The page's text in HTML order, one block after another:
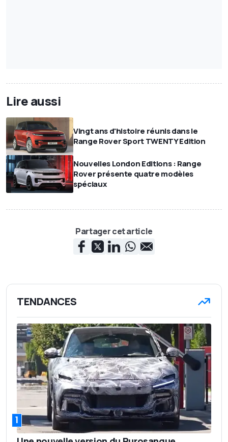
Lire aussi
Vingt ans d'histoire réunis dans le
Range Rover Sport TWENTY Edition
Nouvelles London Editions : Range
Rover présente quatre modèles
spéciaux
Partager cet article
TENDANCES
1